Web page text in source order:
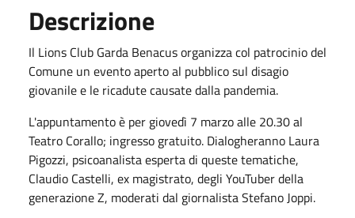
Descrizione
Il Lions Club Garda Benacus organizza col patrocinio del
Comune un evento aperto al pubblico sul disagio
giovanile e le ricadute causate dalla pandemia.
L'appuntamento è per giovedì 7 marzo alle 20.30 al
Teatro Corallo; ingresso gratuito. Dialogheranno Laura
Pigozzi, psicoanalista esperta di queste tematiche,
Claudio Castelli, ex magistrato, degli YouTuber della
generazione Z, moderati dal giornalista Stefano Joppi.